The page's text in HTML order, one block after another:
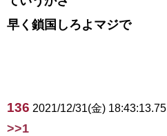
早く鎖国しろよマジで
136 2021/12/31(金) 18:43:13.75
>>1